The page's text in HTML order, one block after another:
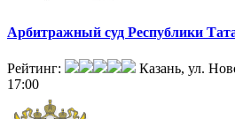
Арбитражный суд Республики
Рейтинг: Казань, ул.
17:00